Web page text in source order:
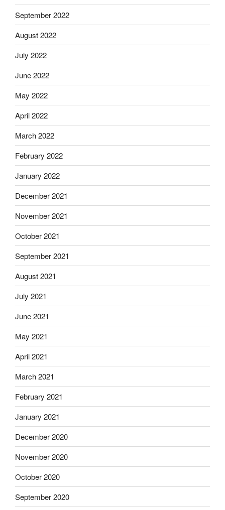
September 2022
August 2022
July 2022
June 2022
May 2022
April 2022
March 2022
February 2022
January 2022
December 2021
November 2021
October 2021
September 2021
August 2021
July 2021
June 2021
May 2021
April 2021
March 2021
February 2021
January 2021
December 2020
November 2020
October 2020
September 2020